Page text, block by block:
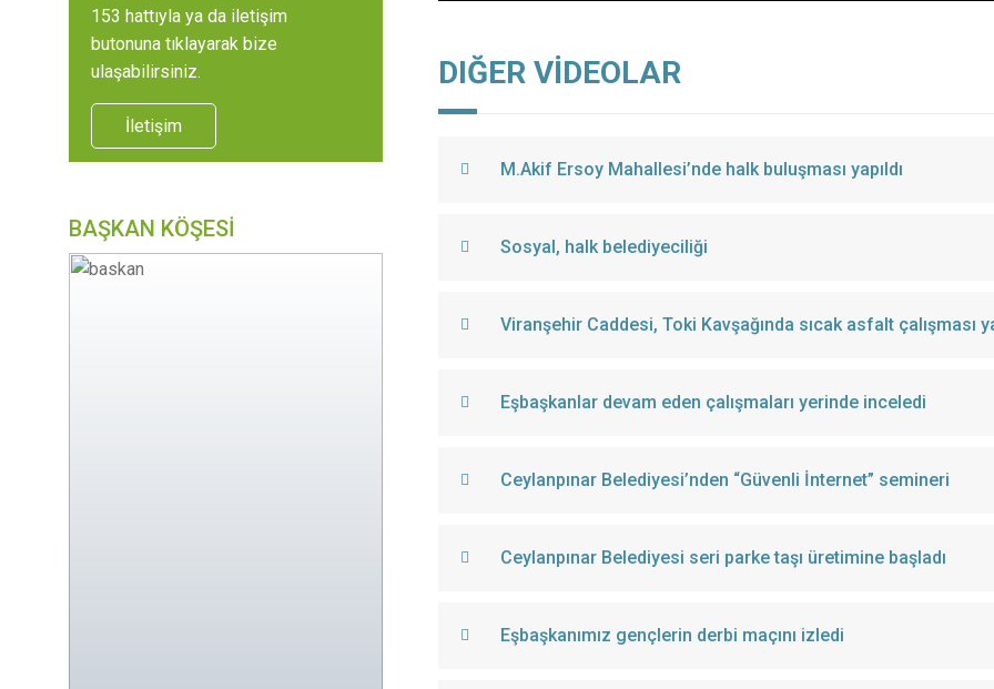
153 hattıyla ya da iletişim
butonuna tıklayarak bize
ulaşabilirsiniz.
İletişim
BAŞKAN KÖŞESİ
DIĞER VİDEOLAR
M.Akif Ersoy Mahallesi’nde halk buluşması yapıldı
Sosyal, halk belediyeciliği
Viranşehir Caddesi, Toki Kavşağında sıcak asfalt çalışması
Eşbaşkanlar devam eden çalışmaları yerinde inceledi
Ceylanpınar Belediyesi’nden “Güvenli İnternet” semineri
Ceylanpınar Belediyesi seri parke taşı üretimine başladı
Eşbaşkanımız gençlerin derbi maçını izledi